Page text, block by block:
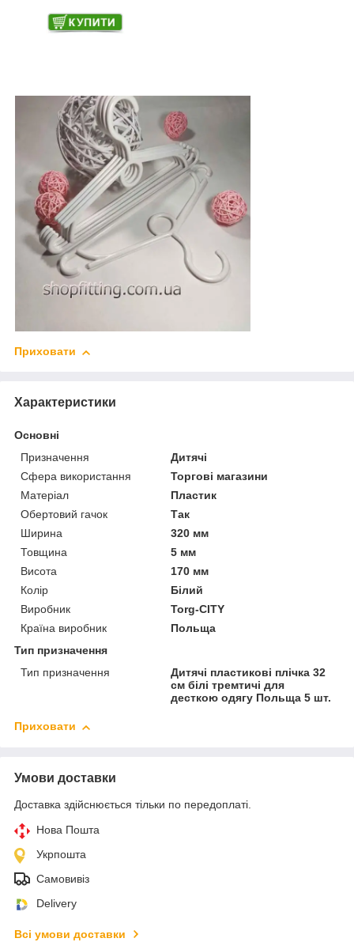
Приховати
Характеристики
Основні
Призначення
Дитячі
Сфера використання
Торгові магазини
Матеріал
Пластик
Обертовий гачок
Так
Ширина
320 мм
Товщина
5 мм
Висота
170 мм
Колір
Білий
Виробник
Torg-CITY
Країна виробник
Польща
Тип призначення
Тип призначення
Дитячі пластикові плічка 32
см білі тремтичі для
десткою одягу Польща 5 шт.
Приховати
Умови доставки
Доставка здійснюється тільки по передоплаті.
Нова Пошта
Укрпошта
Самовивіз
Delivery
Всі умови доставки